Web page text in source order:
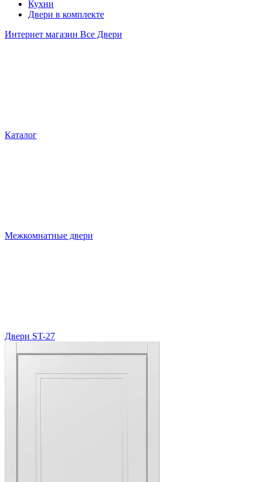
Кухни
Двери в комплекте
Интернет магазин Все Двери
Каталог
Межкомнатные двери
Двери ST-27